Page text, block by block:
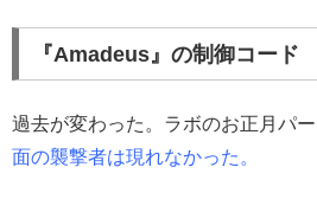
『Amadeus』の制御コード
過去が変わった。ラボのお正月パー
面の襲撃者は現れなかった。